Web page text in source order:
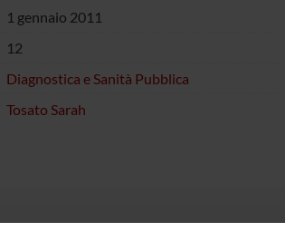
1 gennaio 2011
12
Diagnostica e Sanità Pubblica
Tosato Sarah